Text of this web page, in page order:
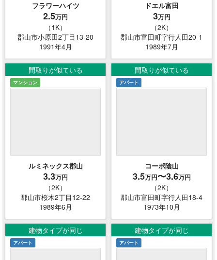
フラワーハイツ
2.5万円
（1K）
郡山市小原田2丁目13-20
1991年4月
ドエル富田
3万円
（2K）
郡山市富田町字行人田20-1
1989年7月
間取りが似ている
マンション
ルミネックス郡山
3.3万円
（2K）
郡山市桜木2丁目12-22
1989年6月
間取りが似ている
アパート
コーポ陰山
3.5万円〜3.6万円
（2K）
郡山市富田町字行人田18-4
1973年10月
建物タイプが同じ
アパート
建物タイプが同じ
アパート